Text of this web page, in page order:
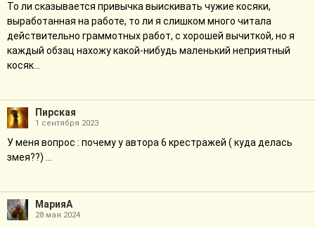
То ли сказывается привычка выискивать чужие косяки,
выработанная на работе, то ли я слишком много читала
действительно граммотных работ, с хорошей вычиткой, но я
каждый обзац нахожу какой-нибудь маленький неприятный
косяк...
Пирская
1 сентября 2023
У меня вопрос : почему у автора 6 крестражей ( куда делась
змея??) ...
МарияA
28 мая 2024